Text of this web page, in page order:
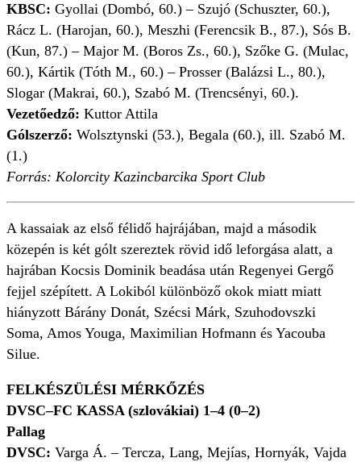
KBSC: Gyollai (Dombó, 60.) – Szujó (Schuszter, 60.),
Rácz L. (Harojan, 60.), Meszhi (Ferencsik B., 87.), Sós B.
(Kun, 87.) – Major M. (Boros Zs., 60.), Szőke G. (Mulac,
60.), Kártik (Tóth M., 60.) – Prosser (Balázsi L., 80.),
Slogar (Makrai, 60.), Szabó M. (Trencsényi, 60.).
Vezetőedző: Kuttor Attila
Gólszerző: Wolsztynski (53.), Begala (60.), ill. Szabó M.
(1.)
Forrás: Kolorcity Kazincbarcika Sport Club
A kassaiak az első félidő hajrájában, majd a második
közepén is két gólt szereztek rövid idő leforgása alatt, a
hajrában Kocsis Dominik beadása után Regenyei Gergő
fejjel szépített. A Lokiból különböző okok miatt miatt
hiányzott Bárány Donát, Szécsi Márk, Szuhodovszki
Soma, Amos Youga, Maximilian Hofmann és Yacouba
Silue.
FELKÉSZÜLÉSI MÉRKŐZÉS
DVSC–FC KASSA (szlovákiai) 1–4 (0–2)
Pallag
DVSC: Varga Á. – Tercza, Lang, Mejías, Hornyák, Vajda